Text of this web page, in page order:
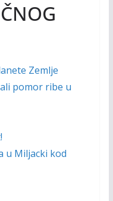
Zemlje
pomor ribe u
u Miljacki kod